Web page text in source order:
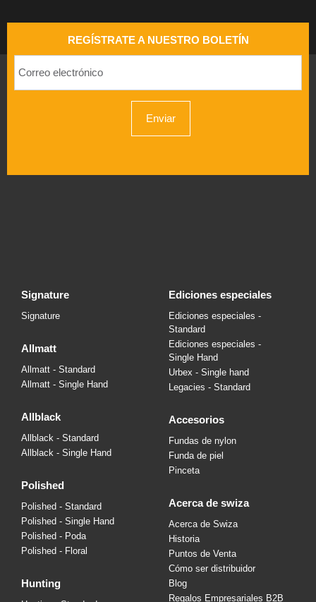
REGÍSTRATE A NUESTRO BOLETÍN
Enviar
signature
Signature
allmatt
Allmatt - Standard
Allmatt - Single Hand
allblack
Allblack - Standard
Allblack - Single Hand
polished
Polished - Standard
Polished - Single Hand
Polished - Poda
Polished - Floral
hunting
ediciones especiales
Ediciones especiales -
Standard
Ediciones especiales -
Single Hand
Urbex - Single hand
Legacies - Standard
accesorios
Fundas de nylon
Funda de piel
Pinceta
acerca de swiza
Acerca de Swiza
Historia
Puntos de Venta
Cómo ser distribuidor
Blog
Regalos Empresariales B2B